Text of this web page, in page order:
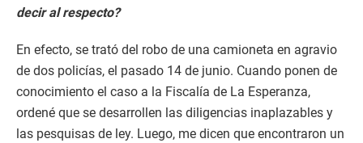
decir al respecto?
En efecto, se trató del robo de una camioneta en agravio
de dos policías, el pasado 14 de junio. Cuando ponen de
conocimiento el caso a la Fiscalía de La Esperanza,
ordené que se desarrollen las diligencias inaplazables y
las pesquisas de ley. Luego, me dicen que encontraron un